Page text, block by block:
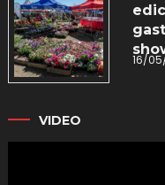
16/
VIDEO